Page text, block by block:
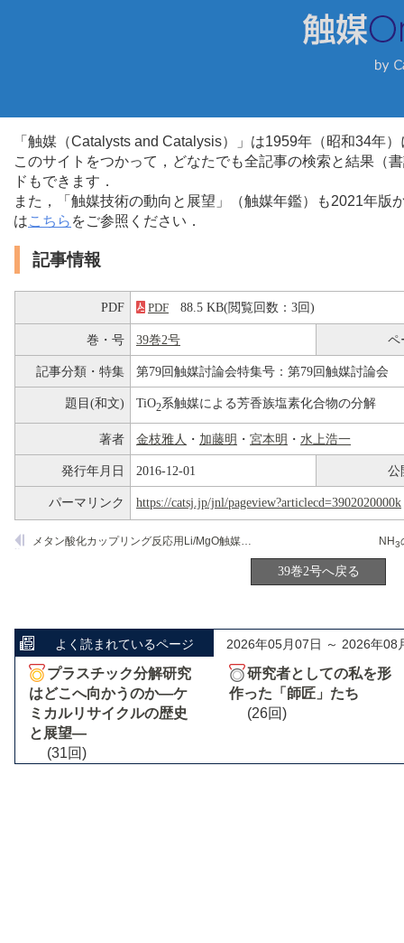
「触媒（Catalysts and Catalysis）」は1959年（昭和34年
このサイトをつかって，どなたでも全記事の検索と結果（
ドもできます．
また，「触媒技術の動向と展望」（触媒年鑑）も2021年
はこちら をご参照ください．
記事情報
PDF PDF 88.5 KB(閲覧回数：3回)
巻・号 39巻2号 ペ
記事分類・特集 第79回触媒討論会特集号：第79回触媒討論会
題目(和文) TiO2系触媒による芳香族塩素化合物の分解
著者 金枝雅人 ・ 加藤明 ・ 宮本明 ・ 水上浩一
発行年月日 2016-12-01 公
パーマリンク https://catsj.jp/jnl/pageview?articlecd=3902020000k
NH3
メタン酸化カップリング反応用Li/MgO触媒へのSnO
39巻2号へ戻る
よく読まれているページ 2026年05月07日 ～ 2026年08
プラスチック分解研究
はどこへ向かうのか―ケ
ミカルリサイクルの歴史
と展望―
(31回)
研究者としての私を形
作った「師匠」たち
(26回)